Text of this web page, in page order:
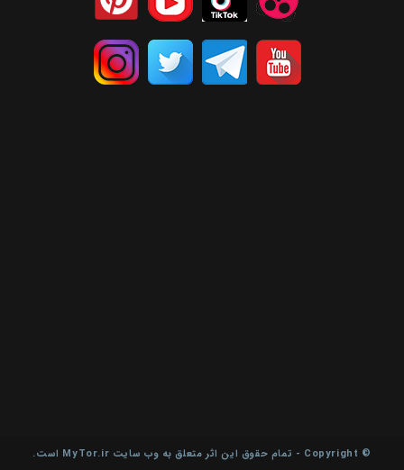
© Copyright - تمام حقوق این اثر متعلق به وب سایت MyTor.ir است.